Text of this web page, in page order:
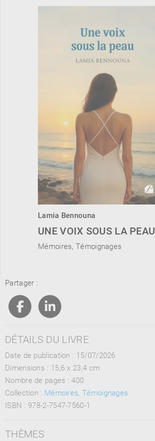
Lamia Bennouna
UNE VOIX SOUS LA PEAU
Mémoires, Témoignages
Partager :
DÉTAILS DU LIVRE
Date de publication : 15/07/2026
Dimensions : 15,6 x 23,4 cm
Nombre de pages :400
Collection : Mémoires, Témoignages
ISBN : 978-2-7547-7560-1
THÈMES